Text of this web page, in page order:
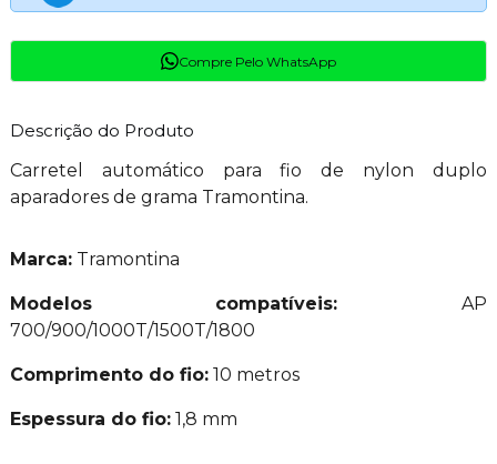
Compre Pelo WhatsApp
Descrição do Produto
Carretel automático para fio de nylon duplo
aparadores de grama Tramontina.
Marca:Tramontina
Modelos compatíveis:AP
700/900/1000T/1500T/1800
Comprimento do fio:10 metros
Espessura do fio:1,8 mm